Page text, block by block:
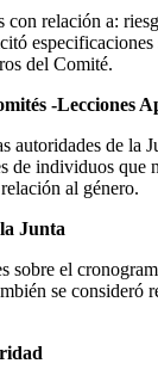
relación a:
del Comité.
-Lecciones
autoridades de la
individuos que
al género.
Junta
el
se consideró